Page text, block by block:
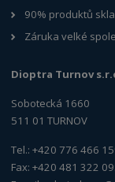
90% produktů
Záruka velké
Dioptra Turnov
Sobotecká 1660
511 01 TURNOV
Tel.: +420 776 466
Fax: +420 481 322